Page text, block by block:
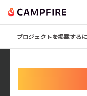
プロジェクトを掲載する